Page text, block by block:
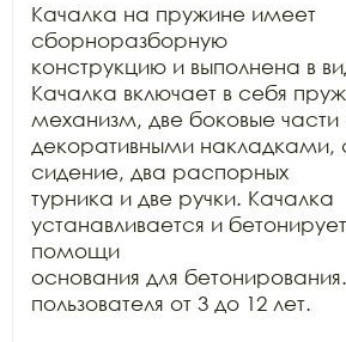
Качалка на пружине имеет
сборноразборную
конструкцию и выполнена в
Качалка включает в себя
механизм, две боковые части
декоративными накладками,
сидение, два распорных
турника и две ручки. Качалка
устанавливается и
помощи
основания для
пользователя от 3 до 12 лет.